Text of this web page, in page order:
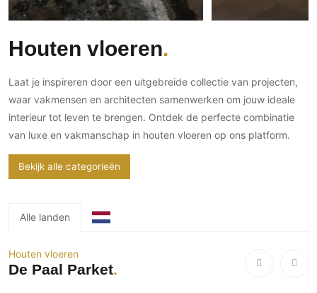
Keukenaccessoires
Binnendeuren
Aluminium deuren
Houten deuren
Stalen deuren
Systeemwanden
Raambeslag
Vloer
Gevelbekleding
Gevelstenen
Houten gevelbekleding
Schilderwerk buiten
Zonwering
Horeca
Houten vloeren
Laat je inspireren door een uitgebreide collectie van projecten,
waar vakmensen en architecten samenwerken om jouw ideale
interieur tot leven te brengen. Ontdek de perfecte combinatie
van luxe en vakmanschap in houten vloeren op ons platform.
Bekijk alle categorieën
Alle landen
Houten vloeren
De Paal Parket